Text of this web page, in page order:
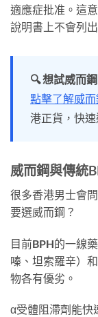
適應症批准。這
說明書上不會列
🔍 想試威而
點擊了解威
港正貨，快速
威而鋼與傳統
很多香港男士會
要選威而鋼？
目前BPH的一線
嗪、坦索羅辛）
物各有優劣。
α受體阻滯劑能快